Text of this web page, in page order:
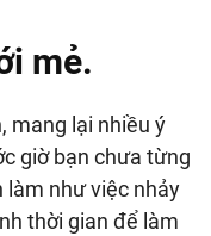
mẻ.
mang lại nhiều ý
giờ bạn chưa từng
làm như việc nhảy
thời gian để làm